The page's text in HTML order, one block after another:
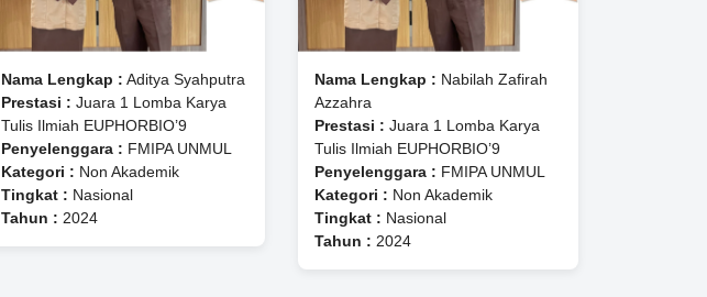
Nama Lengkap : Aditya Syahputra
Prestasi : Juara 1 Lomba Karya
Tulis Ilmiah EUPHORBIO’9
Penyelenggara : FMIPA UNMUL
Kategori : Non Akademik
Tingkat : Nasional
Tahun : 2024
Nama Lengkap : ⁠Nabilah Zafirah
Azzahra
Prestasi : Juara 1 Lomba Karya
Tulis Ilmiah EUPHORBIO’9
Penyelenggara : FMIPA UNMUL
Kategori : Non Akademik
Tingkat : Nasional
Tahun : 2024